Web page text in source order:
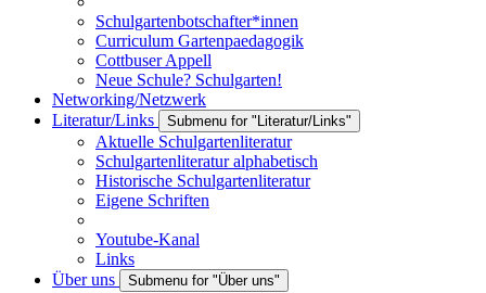
Schulgartenbotschafter*innen
Curriculum Gartenpaedagogik
Cottbuser Appell
Neue Schule? Schulgarten!
Networking/Netzwerk
Literatur/Links
Submenu for "Literatur/Links"
Aktuelle Schulgartenliteratur
Schulgartenliteratur alphabetisch
Historische Schulgartenliteratur
Eigene Schriften
Youtube-Kanal
Links
Über uns
Submenu for "Über uns"